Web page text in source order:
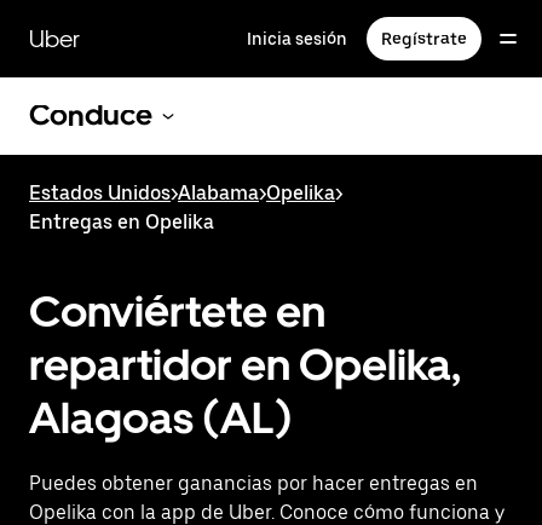
contenido
principal
Uber Inicia sesión Regístrate
Conduce
Estados Unidos>Alabama>Opelika>
Entregas en Opelika
Conviértete en
repartidor en Opelika,
Alagoas (AL)
Puedes obtener ganancias por hacer entregas en
Opelika con la app de Uber. Conoce cómo funciona y